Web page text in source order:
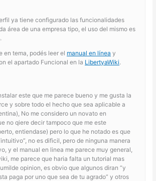
ya tiene configurado las funcionalidades
área de una empresa tipo, el uso del mismo es
en tema, podés leer el manual en línea y
el apartado Funcional en la LibertyaWiki.
este que me parece bueno y me gusta la
y sobre todo el hecho que sea aplicable a
No me considero un novato en
no qiere decir tampoco que me este
entiendase) pero lo que he notado es que
no es dificil, pero de ninguna manera
y el manual en linea me parece muy general,
me parece que haria falta un tutorial mas
opinion, es obvio que algunos diran “y
paga por uno que sea de tu agrado” y otros